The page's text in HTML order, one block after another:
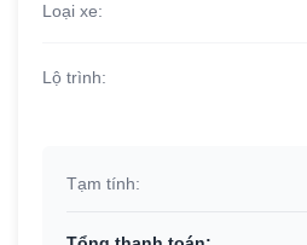
Loại xe:
Lộ trình:
Tạm tính: